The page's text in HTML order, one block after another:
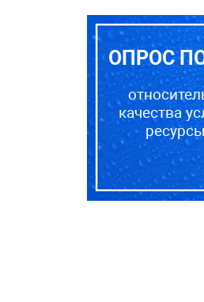
ОПРОС
качества